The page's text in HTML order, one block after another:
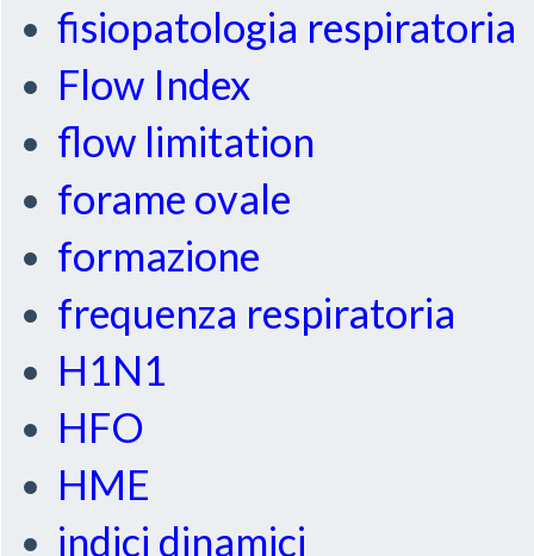
fisiopatologia respiratoria
Flow Index
flow limitation
forame ovale
formazione
frequenza respiratoria
H1N1
HFO
HME
indici dinamici